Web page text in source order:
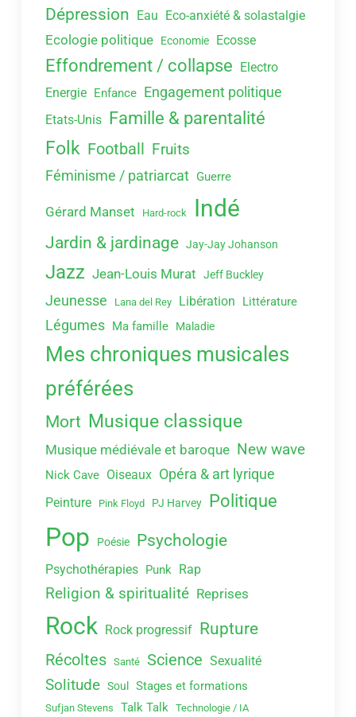
Dépression Eau Eco-anxiété & solastalgie
Ecologie politique Economie Ecosse
Effondrement / collapse Electro
Energie Enfance Engagement politique
Etats-Unis Famille & parentalité
Folk Football Fruits
Féminisme / patriarcat Guerre
Gérard Manset Hard-rock Indé
Jardin & jardinage Jay-Jay Johanson
Jazz Jean-Louis Murat Jeff Buckley
Jeunesse Lana del Rey Libération Littérature
Légumes Ma famille Maladie
Mes chroniques musicales
préférées
Mort Musique classique
Musique médiévale et baroque New wave
Nick Cave Oiseaux Opéra & art lyrique
Peinture Pink Floyd PJ Harvey Politique
Pop Poésie Psychologie
Psychothérapies Punk Rap
Religion & spiritualité Reprises
Rock Rock progressif Rupture
Récoltes Santé Science Sexualité
Solitude Soul Stages et formations
Sufjan Stevens Talk Talk Technologie / IA